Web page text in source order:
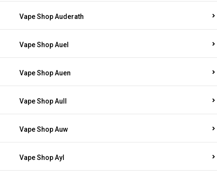
Vape Shop Auderath
Vape Shop Auel
Vape Shop Auen
Vape Shop Aull
Vape Shop Auw
Vape Shop Ayl